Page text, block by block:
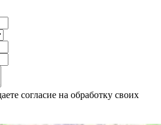
согласие на обработку своих